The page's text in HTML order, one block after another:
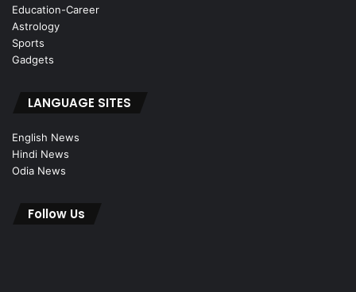
Education-Career
Astrology
Sports
Gadgets
LANGUAGE SITES
English News
Hindi News
Odia News
Follow Us